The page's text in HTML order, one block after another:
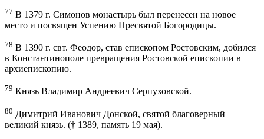
77 В 1379 г. Симонов монастырь был перенесен на новое
место и посвящен Успению Пресвятой Богородицы.
78 В 1390 г. свт. Феодор, став епископом Ростовским, добился
в Константинополе превращения Ростовской епископии в
архиепископию.
79 Князь Владимир Андреевич Серпуховской.
80 Димитрий Иванович Донской, святой благоверный
великий князь. († 1389, память 19 мая).